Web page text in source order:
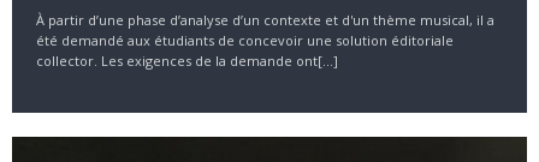
À partir d’une phase d’analyse d’un contexte et d'un thème musical, il a
été demandé aux étudiants de concevoir une solution éditoriale
collector. Les exigences de la demande ont[...]